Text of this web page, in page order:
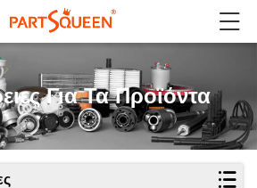
Για Τα Προϊόντα